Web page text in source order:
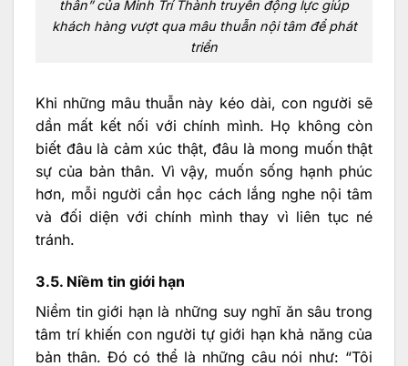
thân” của Minh Trí Thành truyền động lực giúp
khách hàng vượt qua mâu thuẫn nội tâm để phát
triển
Khi những mâu thuẫn này kéo dài, con người sẽ
dần mất kết nối với chính mình. Họ không còn
biết đâu là cảm xúc thật, đâu là mong muốn thật
sự của bản thân. Vì vậy, muốn sống hạnh phúc
hơn, mỗi người cần học cách lắng nghe nội tâm
và đối diện với chính mình thay vì liên tục né
tránh.
3.5. Niềm tin giới hạn
Niềm tin giới hạn là những suy nghĩ ăn sâu trong
tâm trí khiến con người tự giới hạn khả năng của
bản thân. Đó có thể là những câu nói như: “Tôi